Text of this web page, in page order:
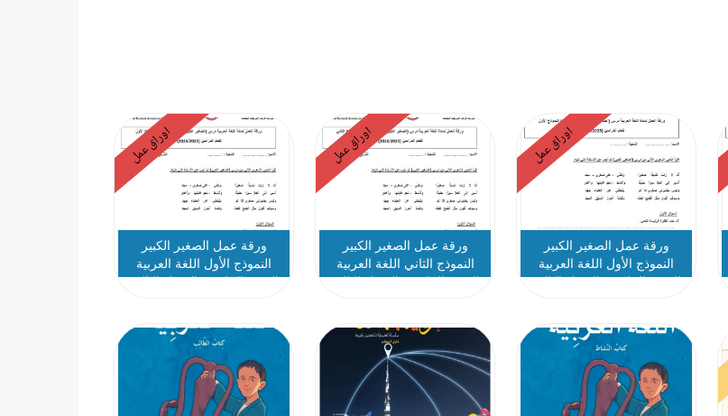
اوراق عمل
ورقة عمل الصغير الكبير
النموذج الأول اللغة العربية
الصف الخامس الفصل الثالث
اوراق عمل
ورقة عمل الصغير الكبير
النموذج الثاني اللغة العربية
الصف الخامس الفصل الثالث
اوراق عمل
ورقة عمل الصغير الكبير
النموذج الأول اللغة العربية
الصف الخامس الفصل الثالث